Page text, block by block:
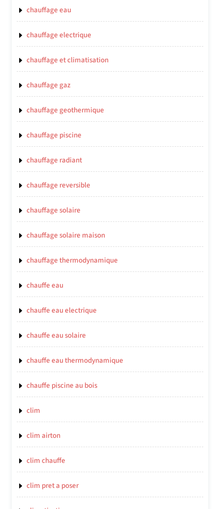
chauffage eau
chauffage electrique
chauffage et climatisation
chauffage gaz
chauffage geothermique
chauffage piscine
chauffage radiant
chauffage reversible
chauffage solaire
chauffage solaire maison
chauffage thermodynamique
chauffe eau
chauffe eau electrique
chauffe eau solaire
chauffe eau thermodynamique
chauffe piscine au bois
clim
clim airton
clim chauffe
clim pret a poser